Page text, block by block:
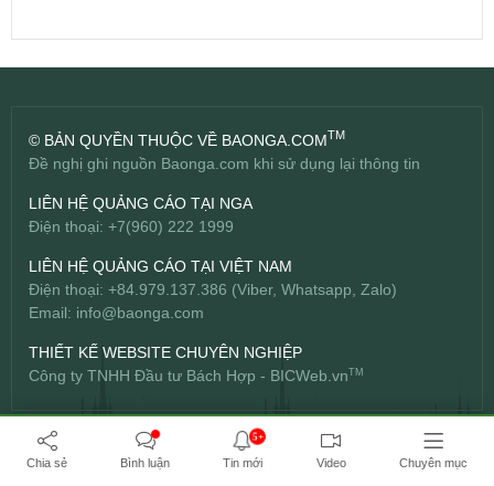
© BẢN QUYỀN THUỘC VỀ BAONGA.COMTM
Đề nghị ghi nguồn Baonga.com khi sử dụng lại thông tin
LIÊN HỆ QUẢNG CÁO TẠI NGA
Điện thoại: +7(960) 222 1999
LIÊN HỆ QUẢNG CÁO TẠI VIỆT NAM
Điện thoại: +84.979.137.386 (Viber, Whatsapp, Zalo)
Email: info@baonga.com
THIẾT KẾ WEBSITE CHUYÊN NGHIỆP
Công ty TNHH Đầu tư Bách Hợp - BICWeb.vnTM
Chia sẻ Bình luận
5+
Tin mới Video Chuyên mục